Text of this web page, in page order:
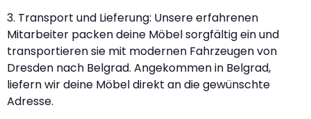
3. Transport und Lieferung: Unsere erfahrenen
Mitarbeiter packen deine Möbel sorgfältig ein und
transportieren sie mit modernen Fahrzeugen von
Dresden nach Belgrad. Angekommen in Belgrad,
liefern wir deine Möbel direkt an die gewünschte
Adresse.